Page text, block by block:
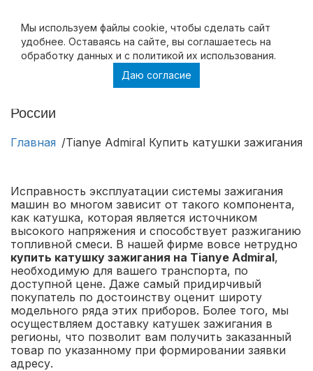
Мы используем файлы cookie, чтобы cделать сайт
удобнее. Оставаясь на сайте, вы соглашаетесь на
обработку данных и с политикой их использования.
Даю согласие
Tianye Admiral Купить катушки зажигания на
России
Главная Tianye Admiral Купить катушки
Исправность эксплуатации системы зажигания
машин во многом зависит от такого компонента,
как катушка, которая является источником
высокого напряжения и способствует разжиганию
топливной смеси. В нашей фирме вовсе нетрудно
купить катушку зажигания на Tianye Admiral,
необходимую для вашего транспорта, по
доступной цене. Даже самый придирчивый
покупатель по достоинству оценит широту
модельного ряда этих приборов. Более того, мы
осуществляем доставку катушек зажигания в
регионы, что позволит вам получить заказанный
товар по указанному при формировании заявки
адресу.